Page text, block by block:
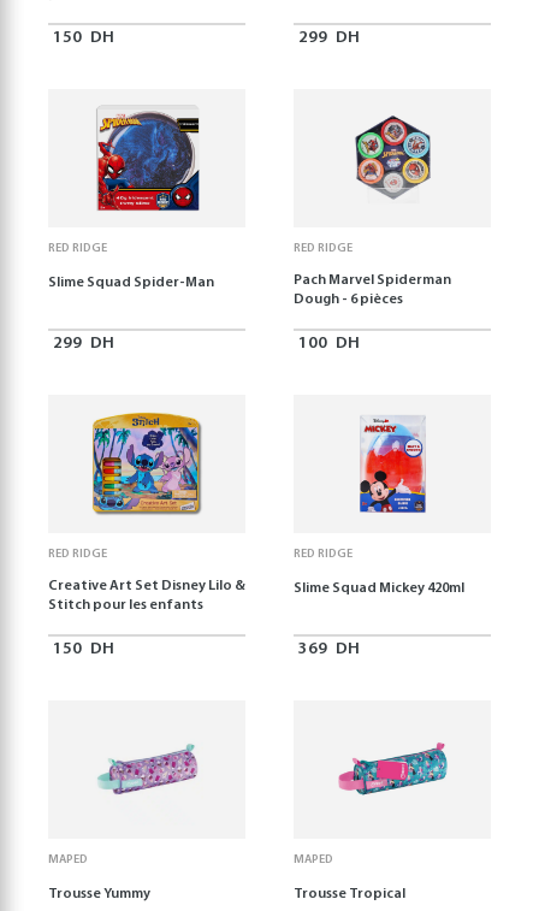
150 DH 299 DH
RED RIDGE
Slime Squad Spider-Man
299 DH
RED RIDGE
Pach Marvel Spiderman
Dough - 6 pièces
100 DH
RED RIDGE
Creative Art Set Disney Lilo &
Stitch pour les enfants
150 DH
RED RIDGE
Slime Squad Mickey 420ml
369 DH
MAPED
Trousse Yummy
MAPED
Trousse Tropical